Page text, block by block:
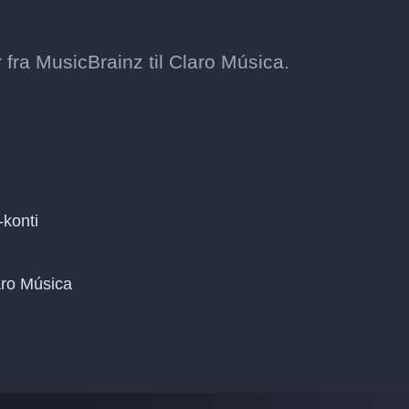
MusicBrainz til Claro Música.
Música